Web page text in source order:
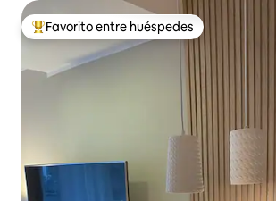
De los mejores en Favorito entre huéspedes
Favorito entre huéspedes